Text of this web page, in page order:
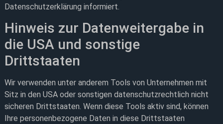
Datenschutzerklärung informiert.
Hinweis zur Datenweitergabe in
die USA und sonstige
Drittstaaten
Wir verwenden unter anderem Tools von Unternehmen mit
Sitz in den USA oder sonstigen datenschutzrechtlich nicht
sicheren Drittstaaten. Wenn diese Tools aktiv sind, können
Ihre personenbezogene Daten in diese Drittstaaten